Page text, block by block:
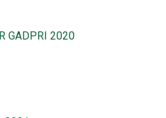
GADPRI 2020